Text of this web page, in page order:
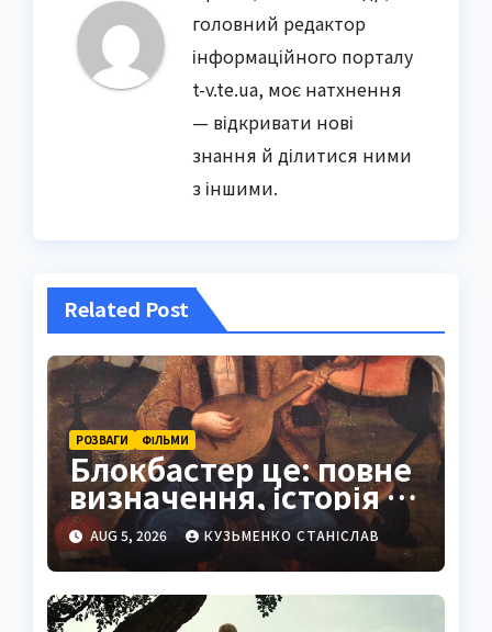
головний редактор
інформаційного порталу
t-v.te.ua, моє натхнення
— відкривати нові
знання й ділитися ними
з іншими.
Related Post
РОЗВАГИ ФІЛЬМИ
Блокбастер це: повне
визначення, історія та
сучасне значення
AUG 5, 2026 КУЗЬМЕНКО СТАНІСЛАВ